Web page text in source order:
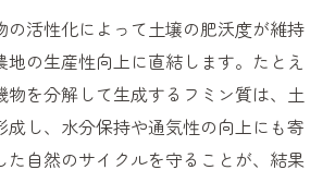
微生物が生む持続可能な生産力
物の多様性が農業にもたらす恩恵
ランスが持続可能な土づくりの鍵
向上に役立つ土壌微生物の働きとは
の活性化によって土壌の肥沃度が維持
地の生産性向上に直結します。たとえ
物を分解して生成するフミン質は、土
成し、水分保持や通気性の向上にも寄
た自然のサイクルを守ることが、結果